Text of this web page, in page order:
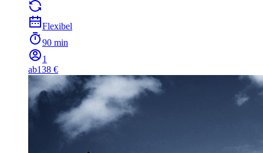
Flexibel
90 min
1
ab138 €